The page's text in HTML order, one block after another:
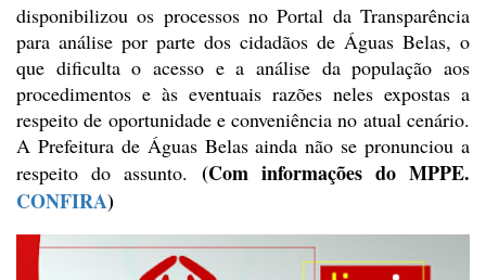
disponibilizou os processos no Portal daTransparência
para análise por parte dos cidadãos de Águas Belas, o
que dificulta o acesso e a análise da população aos
procedimentos e às eventuais razões neles expostas a
respeito de oportunidade e conveniência no atualcenário.
A Prefeitura de Águas Belas ainda não se pronunciou a
respeito do assunto. (Com informações do MPPE.
CONFIRA)